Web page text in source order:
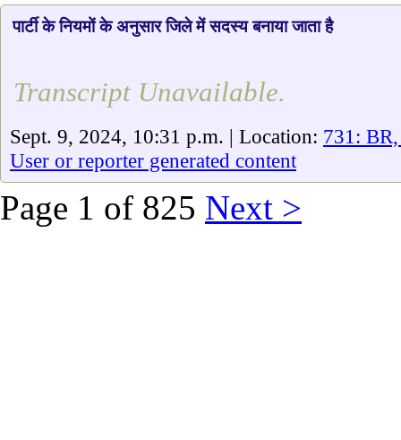
पार्टी के नियमों के अनुसार जिले में सदस्य बनाया जाता है
Transcript Unavailable.
Sept. 9, 2024, 10:31 p.m. | Location: 731:
User or reporter generated content
Page 1 of 825 Next >